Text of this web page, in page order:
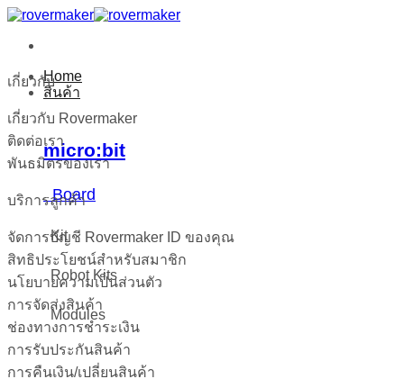
ข้าม
เนื้อหา
Home
สินค้า
micro:bit
Board
Kit
Robot Kits
Modules
เกี่ยวกับ
เกี่ยวกับ Rovermaker
ติดต่อเรา
พันธมิตรของเรา
บริการลูกค้า
จัดการบัญชี Rovermaker ID ของคุณ
สิทธิประโยชน์สำหรับสมาชิก
นโยบายความเป็นส่วนตัว
การจัดส่งสินค้า
ช่องทางการชำระเงิน
การรับประกันสินค้า
การคืนเงิน/เปลี่ยนสินค้า